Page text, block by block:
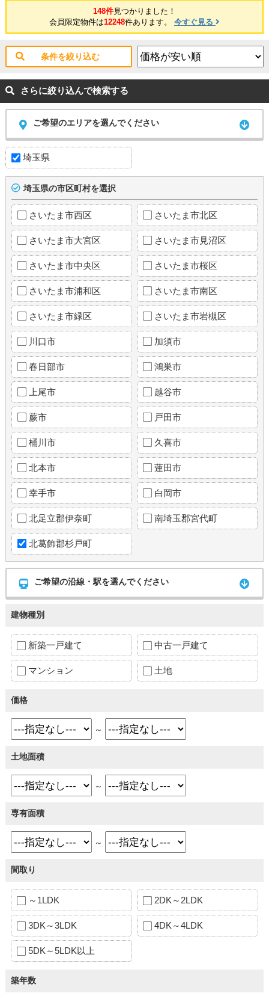
148件見つかりました！
会員限定物件は12248件あります。 今すぐ見る
条件を絞り込む
さらに絞り込んで検索する
ご希望のエリアを選んでください
埼玉県
埼玉県の市区町村を選択
さいたま市西区 さいたま市北区
さいたま市大宮区 さいたま市見沼区
さいたま市中央区 さいたま市桜区
さいたま市浦和区 さいたま市南区
さいたま市緑区 さいたま市岩槻区
川口市 加須市
春日部市 鴻巣市
上尾市 越谷市
蕨市 戸田市
桶川市 久喜市
北本市 蓮田市
幸手市 白岡市
北足立郡伊奈町 南埼玉郡宮代町
北葛飾郡杉戸町
ご希望の沿線・駅を選んでください
建物種別
新築一戸建て 中古一戸建て
マンション 土地
価格
～
土地面積
～
専有面積
～
間取り
～1LDK 2DK～2LDK
3DK～3LDK 4DK～4LDK
5DK～5LDK以上
築年数